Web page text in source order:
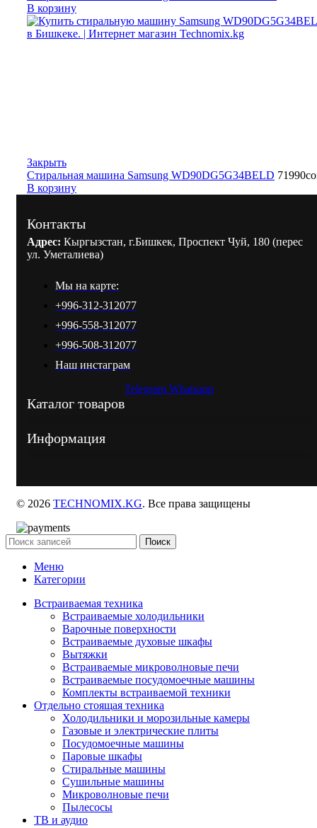
В корзину
Закрыть
Стиральная машина Samsung WD90DG5G34BELD 71990
В корзину
Контакты
Адрес: Кыргызстан, г.Бишкек, Проспект Чуй, 180 (перес
ул. Уметалиева)
Мы на карте:
+996-312-312077
+996-558-312077
+996-508-312077
Наш инстаграм
Telegram Whatsapp
Каталог товаров
Информация
© 2026 TECHNOMIX.KG. Все права защищены
Поиск
Меню
Категории
Встраиваемая техника
Встраиваемые холодильники
Варочные поверхности
Встраиваемые духовые шкафы
Вытяжки
Встраиваемые микроволновые печи
Встраиваемые посудомоечные машины
Комплекты встраиваемой техники
Отдельно стоящая техника
Холодильники и морозильные камеры
Газовые и электрические плиты
Посудомоечные машины
Паровые шкафы
Стиральные машины
Сушильные машины
Микроволновые печи
Пылесосы
ТВ и аудио